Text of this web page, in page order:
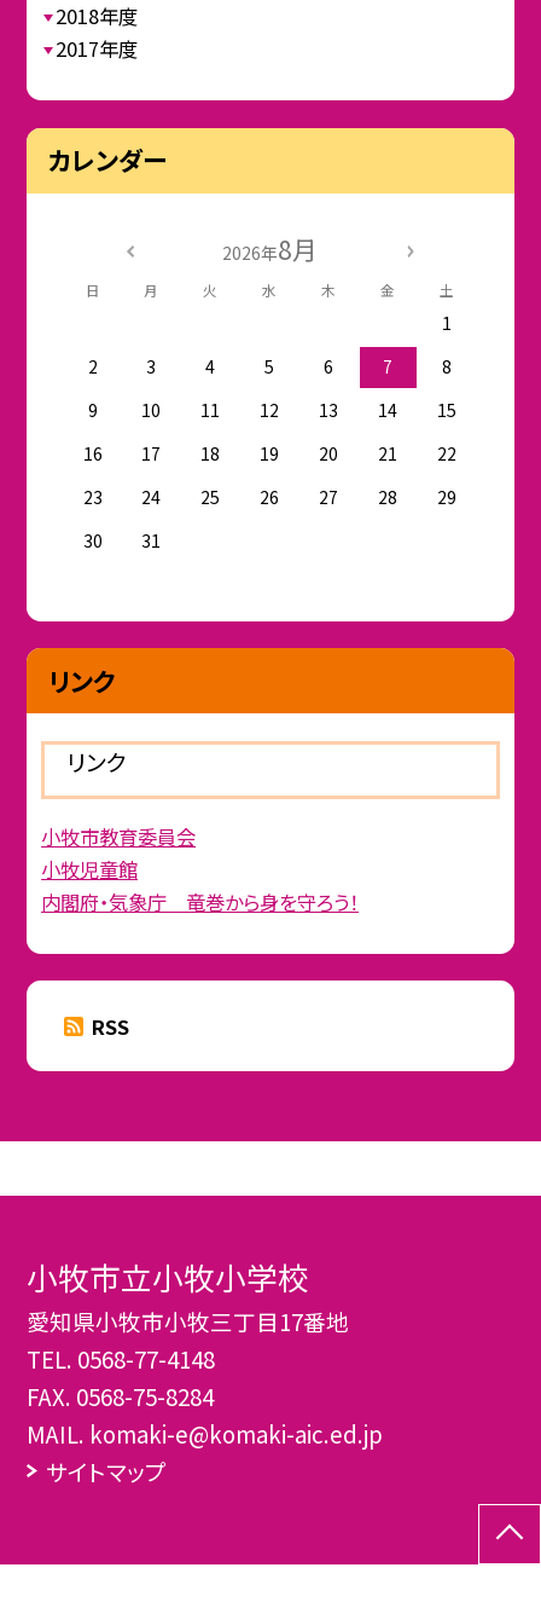
2018年度
2017年度
カレンダー
2026年8月
日 月 火 水 木 金 土
1
2
3 4 5 6 7
8
9
10 11 12 13 14
15
16
17 18 19 20 21
22
23
24 25 26 27 28
29
30
31
リンク
リンク
小牧市教育委員会
小牧児童館
内閣府・気象庁 竜巻から身を守ろう！
RSS
小牧市立小牧小学校
愛知県小牧市小牧三丁目17番地
TEL. 0568-77-4148
FAX. 0568-75-8284
MAIL. komaki-e@komaki-aic.ed.jp
サイトマップ